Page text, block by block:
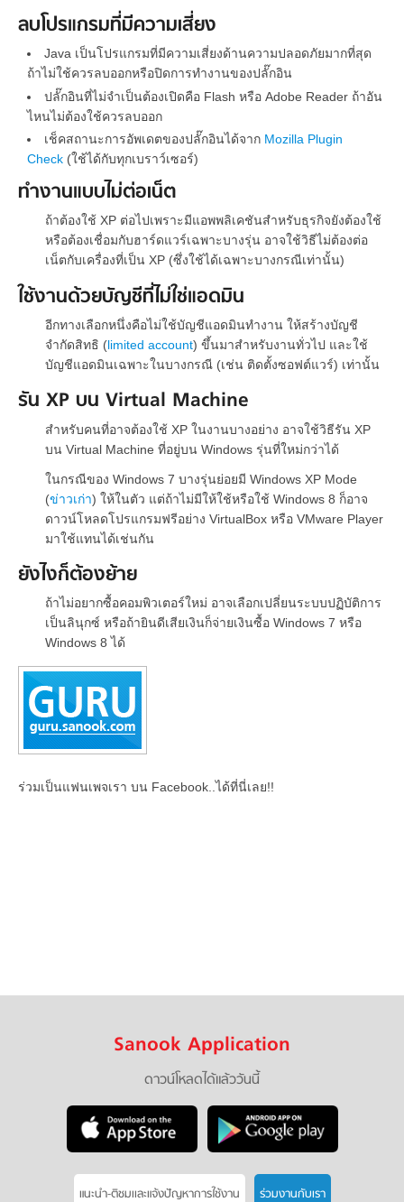
ลบโปรแกรมที่มีความเสี่ยง
Java เป็นโปรแกรมที่มีความเสี่ยงด้านความปลอดภัยมากที่สุด
ถ้าไม่ใช้ควรลบออกหรือปิดการทำงานของปลั๊กอิน
ปลั๊กอินที่ไม่จำเป็นต้องเปิดคือ Flash หรือ Adobe Reader ถ้าอัน
ไหนไม่ต้องใช้ควรลบออก
เช็คสถานะการอัพเดตของปลั๊กอินได้จาก Mozilla Plugin
Check (ใช้ได้กับทุกเบราว์เซอร์)
ทำงานแบบไม่ต่อเน็ต
ถ้าต้องใช้ XP ต่อไปเพราะมีแอพพลิเคชันสำหรับธุรกิจยังต้องใช้
หรือต้องเชื่อมกับฮาร์ดแวร์เฉพาะบางรุ่น อาจใช้วิธีไม่ต้องต่อ
เน็ตกับเครื่องที่เป็น XP (ซึ่งใช้ได้เฉพาะบางกรณีเท่านั้น)
ใช้งานด้วยบัญชีที่ไม่ใช่แอดมิน
อีกทางเลือกหนึ่งคือไม่ใช้บัญชีแอดมินทำงาน ให้สร้างบัญชี
จำกัดสิทธิ (limited account) ขึ้นมาสำหรับงานทั่วไป และใช้
บัญชีแอดมินเฉพาะในบางกรณี (เช่น ติดตั้งซอฟต์แวร์) เท่านั้น
รัน XP บน Virtual Machine
สำหรับคนที่อาจต้องใช้ XP ในงานบางอย่าง อาจใช้วิธีรัน XP
บน Virtual Machine ที่อยู่บน Windows รุ่นที่ใหม่กว่าได้
ในกรณีของ Windows 7 บางรุ่นย่อยมี Windows XP Mode
(ข่าวเก่า) ให้ในตัว แต่ถ้าไม่มีให้ใช้หรือใช้ Windows 8 ก็อาจ
ดาวน์โหลดโปรแกรมฟรีอย่าง VirtualBox หรือ VMware Player
มาใช้แทนได้เช่นกัน
ยังไงก็ต้องย้าย
ถ้าไม่อยากซื้อคอมพิวเตอร์ใหม่ อาจเลือกเปลี่ยนระบบปฏิบัติการ
เป็นลินุกซ์ หรือถ้ายินดีเสียเงินก็จ่ายเงินซื้อ Windows 7 หรือ
Windows 8 ได้
ร่วมเป็นแฟนเพจเรา บน Facebook..ได้ที่นี่เลย!!
Sanook Application
ดาวน์โหลดได้แล้ววันนี้
แนะนำ-ติชมเเละแจ้งปัญหาการใช้งาน ร่วมงานกับเรา